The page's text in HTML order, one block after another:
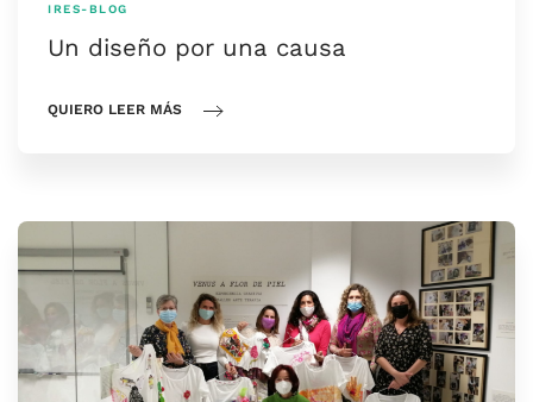
IRES-BLOG
Un diseño por una causa
QUIERO LEER MÁS